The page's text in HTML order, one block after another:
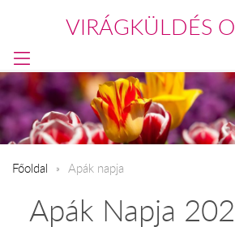
VIRÁGKÜLDÉS
Főoldal Apák napja
Apák Napja